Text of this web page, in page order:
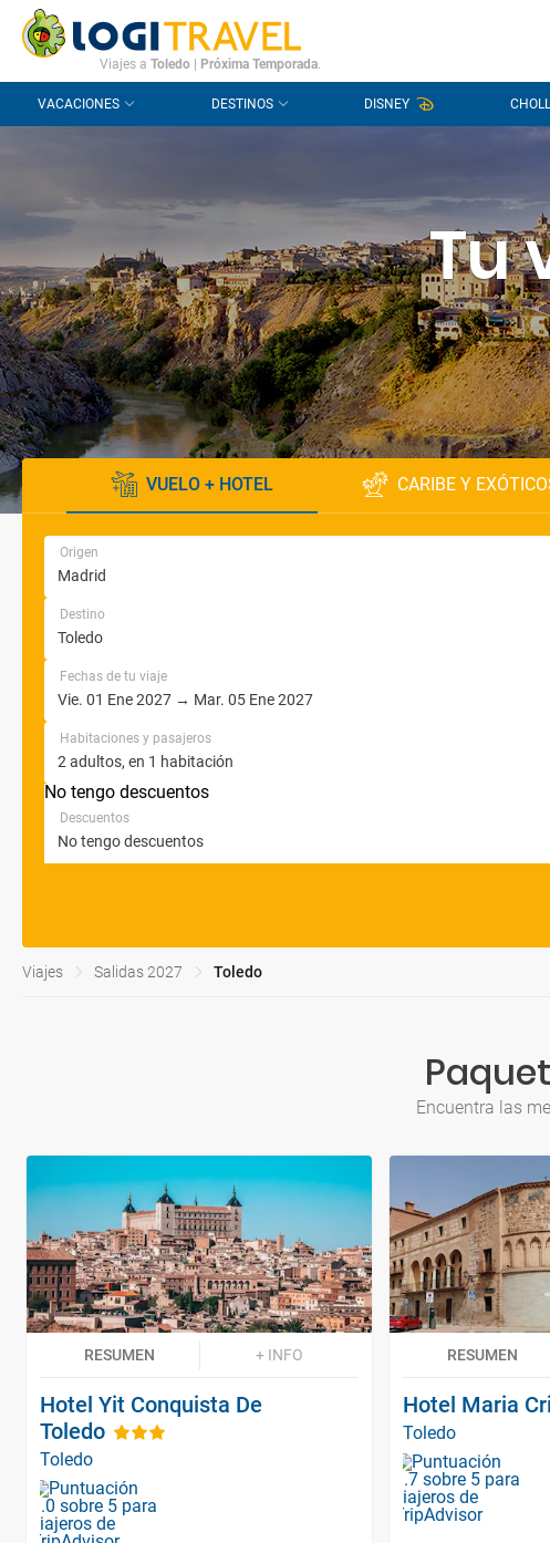
CONTACTO PREGUNTAS FRECUENTES
Viajes a Toledo Próxima Temporada.
VACACIONES DESTINOS DISNEY
Tu
VUELO + HOTEL CARIBE Y
Origen
Destino
Fechas de tu viaje
Habitaciones y pasajeros
No tengo descuentos
Descuentos
Viajes Salidas 2027 Toledo
Encuentra las
RESUMEN + INFO
Hotel Yit Conquista De
Toledo
Toledo
RESUMEN
Hotel Maria
Toledo